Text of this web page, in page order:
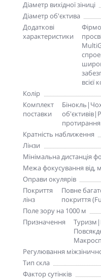
Діаметр вихідної зіниці
Діаметр об'єктива
Додаткові
характеристики
всієї
Колір
Комплект
поставки
Кратність наближення
Лінзи
Мінімальна дистанція
Межа фокусування від, м
Оправи окулярів
Покриття
лінз
Повне
покриття
Поле зору на 1000 м
Призначення
Регулювання
Тип скла
Фактор сутінків